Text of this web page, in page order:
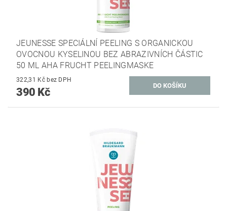
JEUNESSE SPECIÁLNÍ PEELING S ORGANICKOU
OVOCNOU KYSELINOU BEZ ABRAZIVNÍCH ČÁSTIC
50 ML AHA FRUCHT PEELINGMASKE
322,31 Kč bez DPH
390 Kč